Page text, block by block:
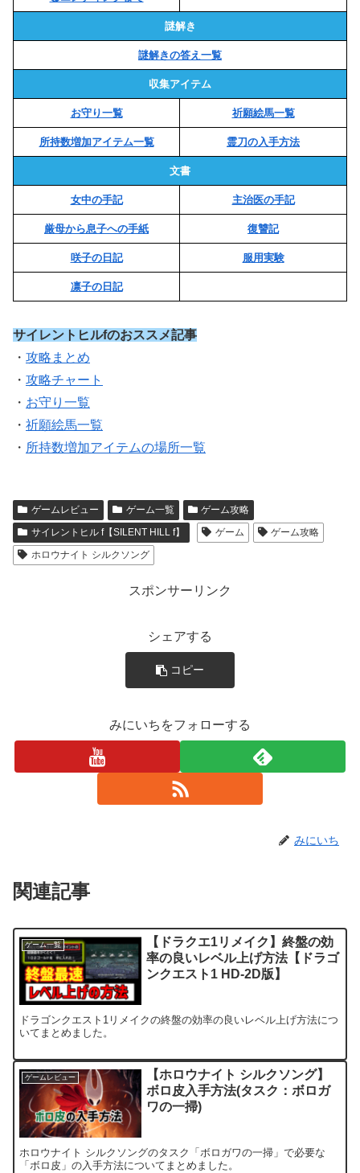
謎解き
謎解きの答え一覧
収集アイテム
お守り一覧 祈願絵馬一覧
所持数増加アイテム一覧 霊刀の入手方法
文書
女中の手記 主治医の手記
厳母から息子への手紙 復讐記
咲子の日記 服用実験
凛子の日記
サイレントヒルfのおススメ記事
・ 攻略まとめ
・ 攻略チャート
・ お守り一覧
・ 祈願絵馬一覧
・ 所持数増加アイテムの場所一覧
ゲームレビュー ゲーム一覧
ゲーム攻略
サイレントヒル f【SILENT HILL f】
ゲーム
ゲーム攻略
ホロウナイト シルクソング
スポンサーリンク
シェアする
コピー
みにいちをフォローする
みにいち
関連記事
ゲーム一覧
【ドラクエ1リメイク】終盤の効
率の良いレベル上げ方法【ドラゴ
ンクエスト1 HD-2D版】
ドラゴンクエスト1リメイクの終盤の効率の良いレベル上げ方法につ
いてまとめました。
ゲームレビュー
【ホロウナイト シルクソング】
ボロ皮入手方法(タスク：ボロガ
ワの一掃)
ホロウナイト シルクソングのタスク「ボロガワの一掃」で必要な
「ボロ皮」の入手方法についてまとめました。